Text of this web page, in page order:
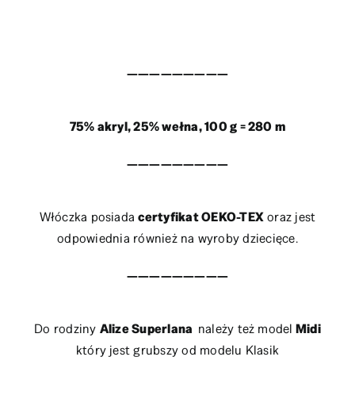
—————————
75% akryl, 25% wełna, 100 g = 280 m
—————————
Włóczka posiadacertyfikat OEKO-TEXoraz jest
odpowiednia również na wyroby dziecięce.
—————————
Do rodziny Alize Superlana należy też model Midi
który jest grubszy od modelu Klasik